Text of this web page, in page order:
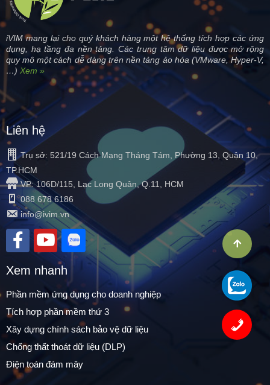
iVIM mang lại cho quý khách hàng một hệ thống tích hợp các ứng
dụng, hạ tầng đa nền tảng. Các trung tâm dữ liệu được mở rộng
quy mô một cách dễ dàng trên nền tảng ảo hóa (VMware, Hyper-V,
…) Xem »
Liên hệ
Trụ sở: 521/19 Cách Mạng Tháng Tám, Phường 13, Quận 10,
TP.HCM
VP: 106D/115, Lạc Long Quân, Q.11, HCM
088 678 6186
info@ivim.vn
Xem nhanh
Phần mềm ứng dụng cho doanh nghiệp
Tích hợp phần mềm thứ 3
Xây dựng chính sách bảo vệ dữ liệu
Chống thất thoát dữ liệu (DLP)
Điện toán đám mây